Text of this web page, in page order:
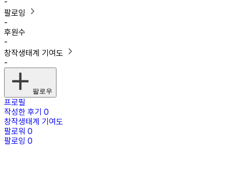
팔로잉
-
후원수
-
창작생태계 기여도
-
팔로우
프로필
작성한 후기 0
창작생태계 기여도
팔로워 0
팔로잉 0